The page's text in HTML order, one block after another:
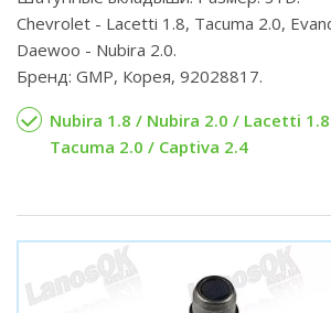
Chevrolet - Lacetti 1.8, Tacuma 2.0,
Daewoo - Nubira 2.0.
Бренд: GMP, Корея, 92028817.
Nubira 1.8 / Nubira 2.0 / Lacetti
Tacuma 2.0 / Captiva 2.4